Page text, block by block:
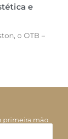
e
o OTB –
primeira mão